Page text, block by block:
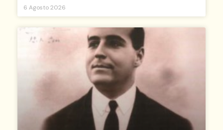
6 Agosto 2026